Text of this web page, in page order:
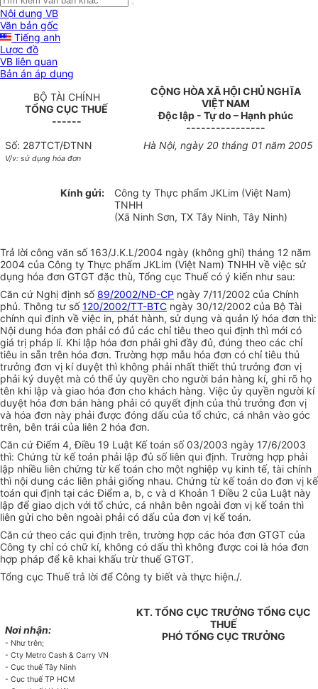
Nội dung VB
Văn bản gốc
Tiếng anh
Lược đồ
VB liên quan
Bản án áp dụng
BỘ TÀI CHÍNH
TỔNG CỤC THUẾ
------
CỘNG HÒA XÃ HỘI CHỦ NGHĨA
VIỆT NAM
Độc lập - Tự do – Hạnh phúc
----------------
Số: 287TCT/ĐTNN
V/v: sử dụng hóa đơn
Hà Nội, ngày 20 tháng 01 năm 2005
Kính gửi:
Công ty Thực phẩm JKLim (Việt Nam)
TNHH
(Xã Ninh Sơn, TX Tây Ninh, Tây Ninh)
Trả lời công văn số 163/J.K.L/2004 ngày (không ghi) tháng 12 năm
2004 của Công ty Thực phẩm JKLim (Việt Nam) TNHH về việc sử
dụng hóa đơn GTGT đặc thù, Tổng cục Thuế có ý kiến như sau:
Căn cứ Nghị định số89/2002/NĐ-CP ngày 7/11/2002 của Chính
phủ. Thông tư số120/2002/TT-BTC ngày 30/12/2002 của Bộ Tài
chính qui định về việc in, phát hành, sử dụng và quản lý hóa đơn thì:
Nội dung hóa đơn phải có đủ các chỉ tiêu theo qui định thì mới có
giá trị pháp lí. Khi lập hóa đơn phải ghi đầy đủ, đúng theo các chỉ
tiêu in sẵn trên hóa đơn. Trường hợp mẫu hóa đơn có chỉ tiêu thủ
trưởng đơn vị kí duyệt thì không phải nhất thiết thủ trưởng đơn vị
phải ký duyệt mà có thể ủy quyền cho người bán hàng kí, ghi rõ họ
tên khi lập và giao hóa đơn cho khách hàng. Việc ủy quyền người kí
duyệt hóa đơn bán hàng phải có quyết định của thủ trưởng đơn vị
và hóa đơn này phải được đóng dấu của tổ chức, cá nhân vào góc
trên, bên trái của liên 2 hóa đơn.
Căn cứ Điểm 4, Điều 19 Luật Kế toán số 03/2003 ngày 17/6/2003
thì: Chứng từ kế toán phải lập đủ số liên qui định. Trường hợp phải
lập nhiều liên chứng từ kế toán cho một nghiệp vụ kinh tế, tài chính
thì nội dung các liên phải giống nhau. Chứng từ kế toán do đơn vị kế
toán qui định tại các Điểm a, b, c và d Khoản 1 Điều 2 của Luật này
lập để giao dịch với tổ chức, cá nhân bên ngoài đơn vị kế toán thì
liên gửi cho bên ngoài phải có dấu của đơn vị kế toán.
Căn cứ theo các qui định trên, trường hợp các hóa đơn GTGT của
Công ty chỉ có chữ kí, không có dấu thì không được coi là hóa đơn
hợp pháp để kê khai khấu trừ thuế GTGT.
Tổng cục Thuế trả lời để Công ty biết và thực hiện./.
Nơi nhận:
- Như trên;
- Cty Metro Cash & Carry VN
- Cục thuế Tây Ninh
- Cục thuế TP HCM
KT. TỔNG CỤC TRƯỞNG TỔNG CỤC
THUẾ
PHÓ TỔNG CỤC TRƯỞNG